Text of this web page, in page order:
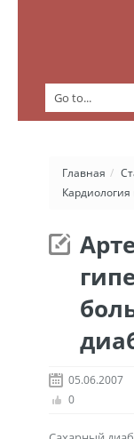
Главная /
Кардиология
05.06.2007
0